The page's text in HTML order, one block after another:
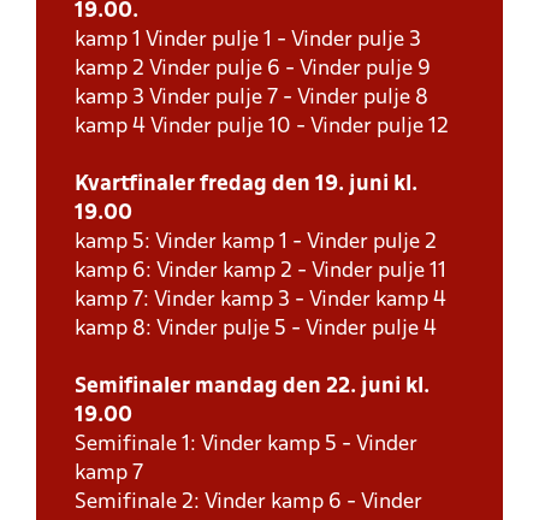
19.00.
kamp 1 Vinder pulje 1 - Vinder pulje 3
kamp 2 Vinder pulje 6 - Vinder pulje 9
kamp 3 Vinder pulje 7 - Vinder pulje 8
kamp 4 Vinder pulje 10 - Vinder pulje 12
Kvartfinaler fredag den 19. juni kl.
19.00
kamp 5: Vinder kamp 1 - Vinder pulje 2
kamp 6: Vinder kamp 2 - Vinder pulje 11
kamp 7: Vinder kamp 3 - Vinder kamp 4
kamp 8: Vinder pulje 5 - Vinder pulje 4
Semifinaler mandag den 22. juni kl.
19.00
Semifinale 1: Vinder kamp 5 - Vinder
kamp 7
Semifinale 2: Vinder kamp 6 - Vinder